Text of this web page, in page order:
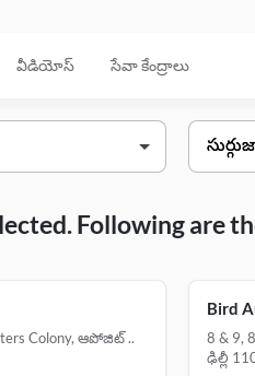
వీడియోస్ సేవా కేంద్రాలు
Following are
Colony, ఆపోజిట్ ..
Bird
8 & 9,
ఢిల్లీ